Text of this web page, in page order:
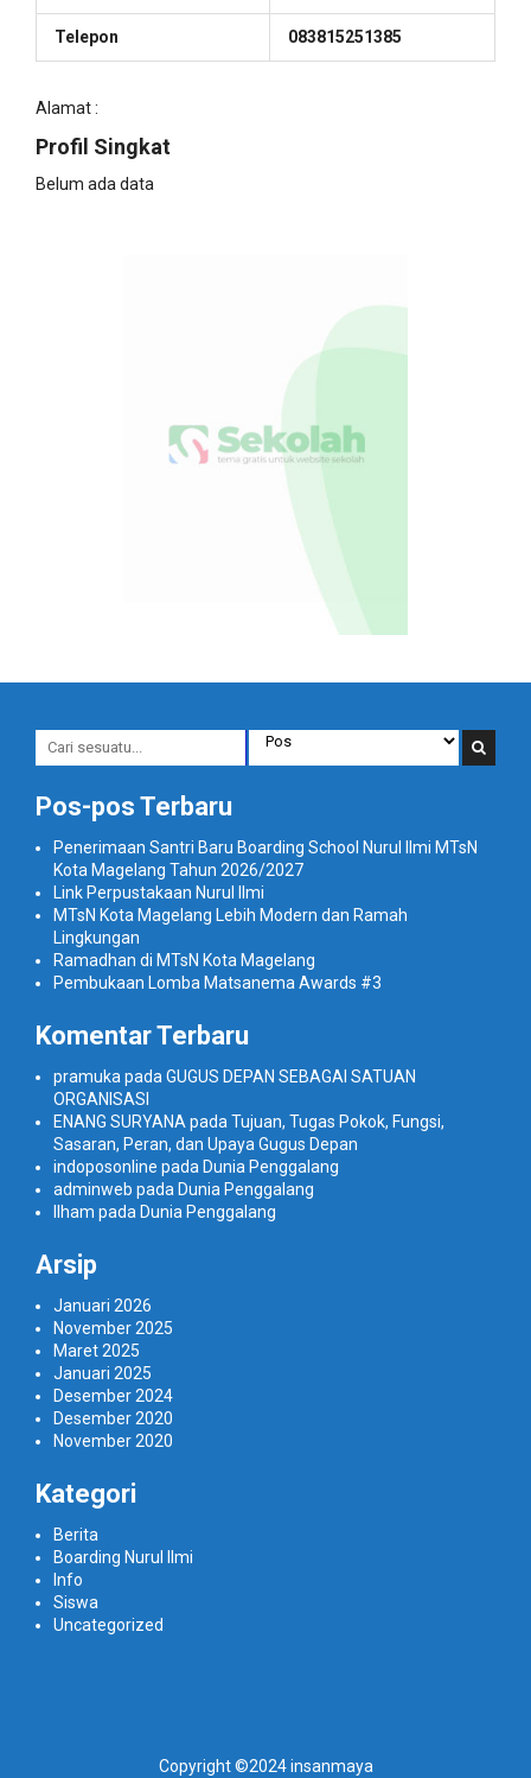
Telepon 083815251385
Alamat :
Profil Singkat
Belum ada data
Pos-pos Terbaru
Penerimaan Santri Baru Boarding School Nurul Ilmi MTsN
Kota Magelang Tahun 2026/2027
Link Perpustakaan Nurul Ilmi
MTsN Kota Magelang Lebih Modern dan Ramah
Lingkungan
Ramadhan di MTsN Kota Magelang
Pembukaan Lomba Matsanema Awards #3
Komentar Terbaru
pramuka pada GUGUS DEPAN SEBAGAI SATUAN
ORGANISASI
ENANG SURYANA pada Tujuan, Tugas Pokok, Fungsi,
Sasaran, Peran, dan Upaya Gugus Depan
indoposonline pada Dunia Penggalang
adminweb pada Dunia Penggalang
Ilham pada Dunia Penggalang
Arsip
Januari 2026
November 2025
Maret 2025
Januari 2025
Desember 2024
Desember 2020
November 2020
Kategori
Berita
Boarding Nurul Ilmi
Info
Siswa
Uncategorized
Copyright ©2024 insanmaya